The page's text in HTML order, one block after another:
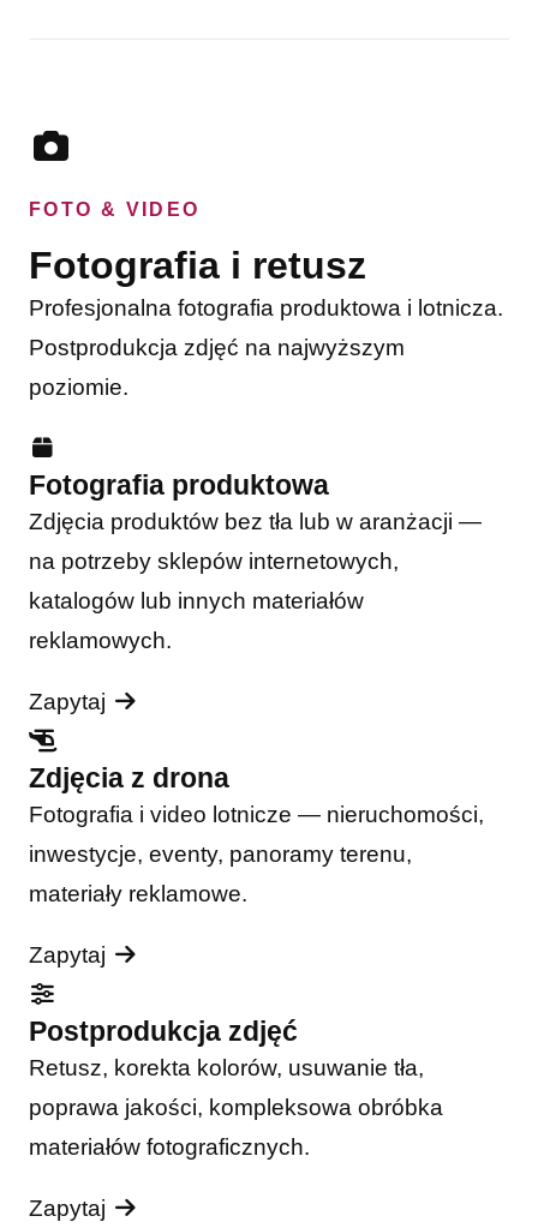
FOTO & VIDEO
Fotografia i retusz
Profesjonalna fotografia produktowa i lotnicza.
Postprodukcja zdjęć na najwyższym
poziomie.
Fotografia produktowa
Zdjęcia produktów bez tła lub w aranżacji —
na potrzeby sklepów internetowych,
katalogów lub innych materiałów
reklamowych.
Zapytaj
Zdjęcia z drona
Fotografia i video lotnicze — nieruchomości,
inwestycje, eventy, panoramy terenu,
materiały reklamowe.
Zapytaj
Postprodukcja zdjęć
Retusz, korekta kolorów, usuwanie tła,
poprawa jakości, kompleksowa obróbka
materiałów fotograficznych.
Zapytaj